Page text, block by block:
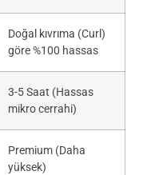
Doğal kıvrıma (Curl)
göre %100 hassas
3-5 Saat (Hassas
mikro cerrahi)
Premium (Daha
yüksek)